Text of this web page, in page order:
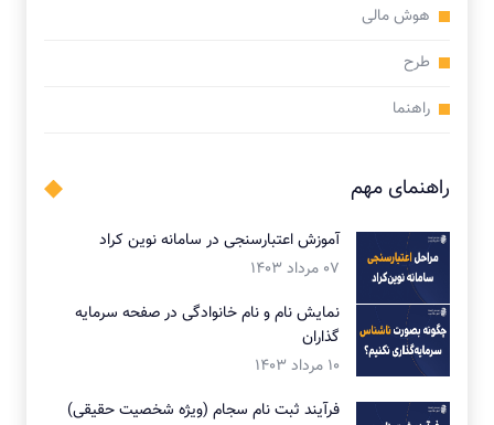
هوش مالی
طرح
راهنما
راهنمای مهم
آموزش اعتبارسنجی در سامانه نوین کراد
07 مرداد 1403
نمایش نام و نام خانوادگی در صفحه سرمایه
گذاران
10 مرداد 1403
فرآیند ثبت نام سجام (ویژه شخصیت حقیقی)